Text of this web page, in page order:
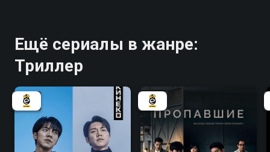
Ещё сериалы в жанре:
Триллер